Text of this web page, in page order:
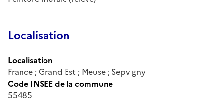
Localisation
Localisation
France ; Grand Est ; Meuse ; Sepvigny
Code INSEE de la commune
55485